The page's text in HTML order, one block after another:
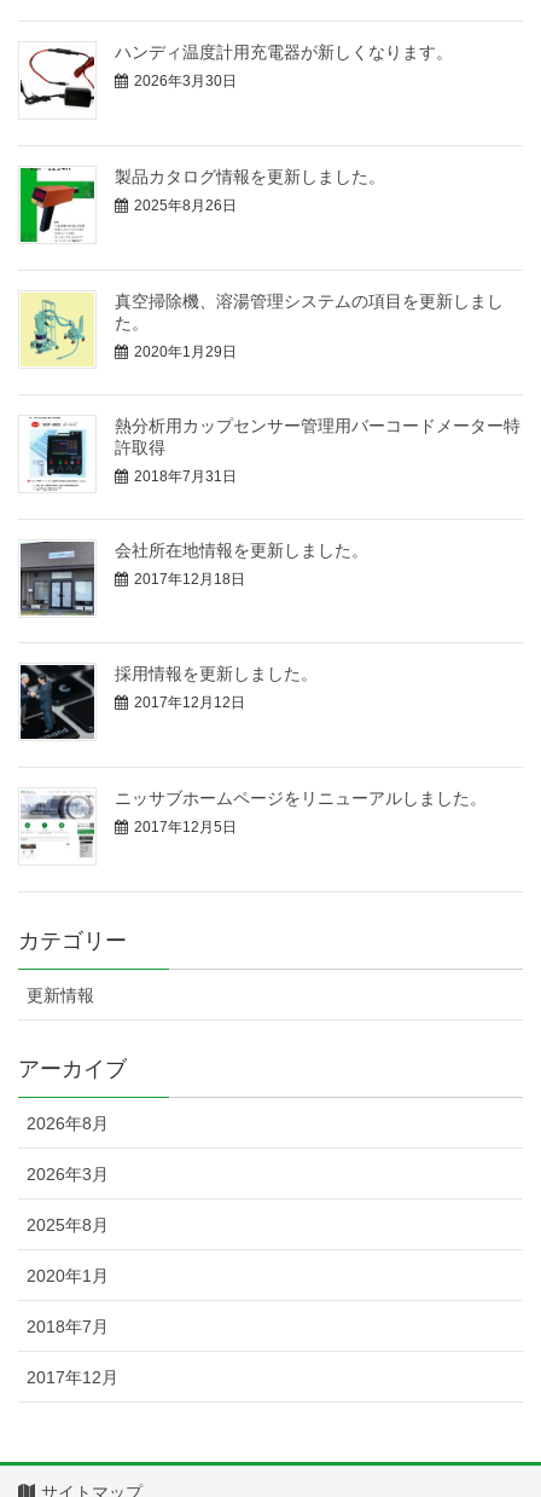
ハンディ温度計用充電器が新しくなります。
2026年3月30日
製品カタログ情報を更新しました。
2025年8月26日
真空掃除機、溶湯管理システムの項目を更新しまし
た。
2020年1月29日
熱分析用カップセンサー管理用バーコードメーター特
許取得
2018年7月31日
会社所在地情報を更新しました。
2017年12月18日
採用情報を更新しました。
2017年12月12日
ニッサブホームページをリニューアルしました。
2017年12月5日
カテゴリー
更新情報
アーカイブ
2026年8月
2026年3月
2025年8月
2020年1月
2018年7月
2017年12月
サイトマップ